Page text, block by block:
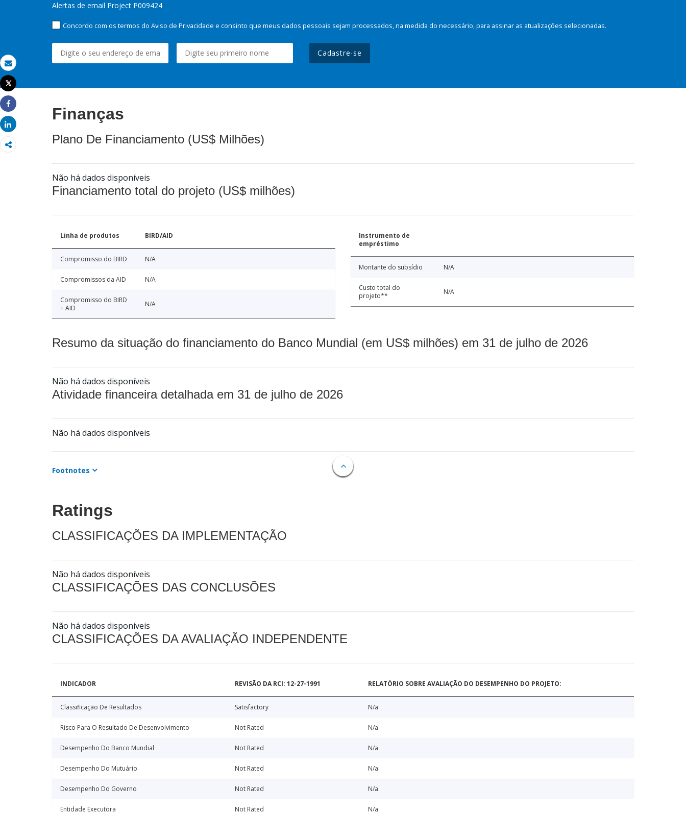
Email
Imprimir
Tweet
Share
Share
Alertas de email Project P009424
Concordo com os termos do Aviso de Privacidade e consinto que meus dados pessoais sejam processados, na medida do necessário, para assinar as atualizações selecionadas.
Cadastre-se
Finanças
Plano De Financiamento (US$ Milhões)
Não há dados disponíveis
Financiamento total do projeto (US$ milhões)
Linha de produtos BIRD/AID
Compromisso do BIRD N/A
Compromissos da AID N/A
Compromisso do BIRD
+ AID
N/A
Instrumento de
empréstimo
Montante do subsídio N/A
Custo total do
projeto**
N/A
Resumo da situação do financiamento do Banco Mundial (em US$ milhões) em 31 de julho de 2026
Não há dados disponíveis
Atividade financeira detalhada em 31 de julho de 2026
Não há dados disponíveis
Footnotes
Ratings
CLASSIFICAÇÕES DA IMPLEMENTAÇÃO
Não há dados disponíveis
CLASSIFICAÇÕES DAS CONCLUSÕES
Não há dados disponíveis
CLASSIFICAÇÕES DA AVALIAÇÃO INDEPENDENTE
INDICADOR REVISÃO DA RCI: 12-27-1991 RELATÓRIO SOBRE AVALIAÇÃO DO DESEMPENHO DO PROJETO:
Classificação De Resultados Satisfactory N/a
Risco Para O Resultado De Desenvolvimento Not Rated N/a
Desempenho Do Banco Mundial Not Rated N/a
Desempenho Do Mutuário Not Rated N/a
Desempenho Do Governo Not Rated N/a
Entidade Executora Not Rated N/a